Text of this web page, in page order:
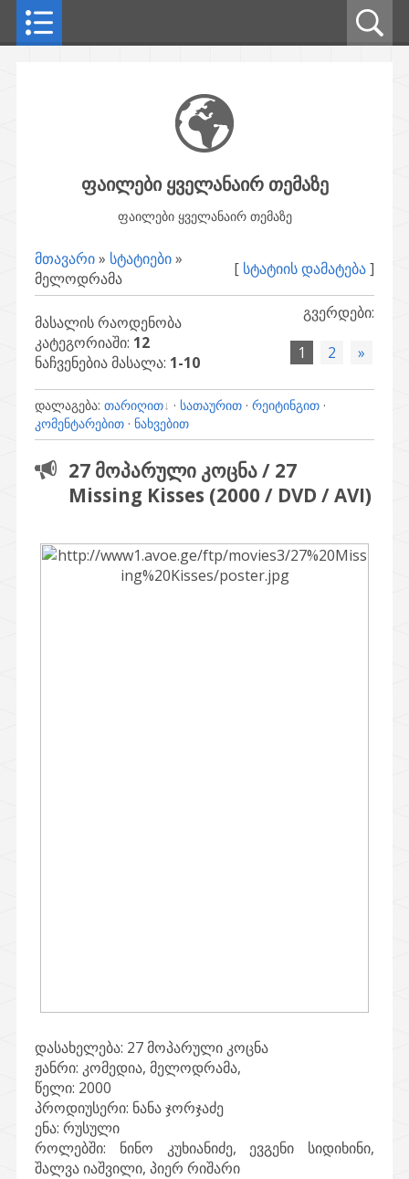
ფაილები ყველანაირ თემაზე
ფაილები ყველანაირ თემაზე
მთავარი» სტატიები»
მელოდრამა
[ სტატიის დამატება]
მასალის რაოდენობა
კატეგორიაში: 12
ნაჩვენებია მასალა: 1-10
გვერდები:
1
2 »
დალაგება: თარიღით · სათაურით · რეიტინგით ·
კომენტარებით · ნახვებით
27 მოპარული კოცნა / 27
Missing Kisses (2000 / DVD / AVI)
დასახელება: 27 მოპარული კოცნა
ჟანრი: კომედია, მელოდრამა,
წელი: 2000
პროდიუსერი: ნანა ჯორჯაძე
ენა: რუსული
როლებში: ნინო კუხიანიძე, ევგენი სიდიხინი,
შალვა იაშვილი, პიერ რიშარი